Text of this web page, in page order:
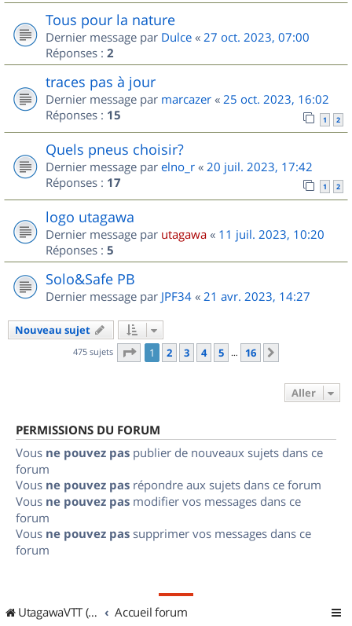
Tous pour la nature
Dernier message par Dulce « 27 oct. 2023, 07:00
Réponses : 2
traces pas à jour
Dernier message par marcazer « 25 oct. 2023, 16:02
Réponses : 15 1 2
Quels pneus choisir?
Dernier message par elno_r « 20 juil. 2023, 17:42
Réponses : 17 1 2
logo utagawa
Dernier message par utagawa « 11 juil. 2023, 10:20
Réponses : 5
Solo&Safe PB
Dernier message par JPF34 « 21 avr. 2023, 14:27
Nouveau sujet
475 sujets Page 1sur
1 2 3 4 5 … 16
Aller
PERMISSIONS DU FORUM
Vous ne pouvez pas publier de nouveaux sujets dans ce
forum
Vous ne pouvez pas répondre aux sujets dans ce forum
Vous ne pouvez pas modifier vos messages dans ce
forum
Vous ne pouvez pas supprimer vos messages dans ce
forum
UtagawaVTT (Randos VTT et VTTAE avec traces GPS) Accueil forum